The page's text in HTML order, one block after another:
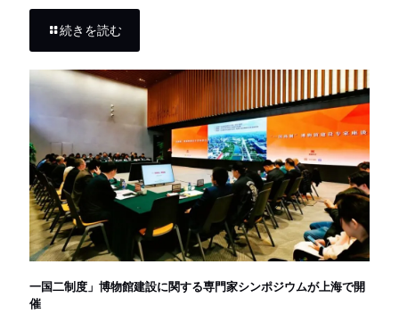
続きを読む
一国二制度」博物館建設に関する専門家シンポジウムが上海で開
催